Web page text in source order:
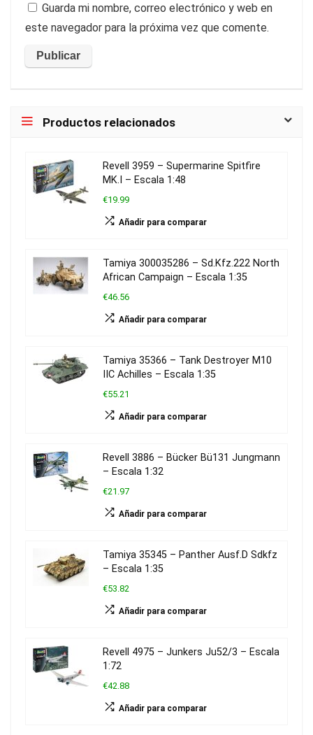
Guarda mi nombre, correo electrónico y web en
este navegador para la próxima vez que comente.
Productos relacionados
Revell 3959 – Supermarine Spitfire
MK.I – Escala 1:48
€19.99
Añadir para comparar
Tamiya 300035286 – Sd.Kfz.222 North
African Campaign – Escala 1:35
€46.56
Añadir para comparar
Tamiya 35366 – Tank Destroyer M10
IIC Achilles – Escala 1:35
€55.21
Añadir para comparar
Revell 3886 – Bücker Bü131 Jungmann
– Escala 1:32
€21.97
Añadir para comparar
Tamiya 35345 – Panther Ausf.D Sdkfz
– Escala 1:35
€53.82
Añadir para comparar
Revell 4975 – Junkers Ju52/3 – Escala
1:72
€42.88
Añadir para comparar